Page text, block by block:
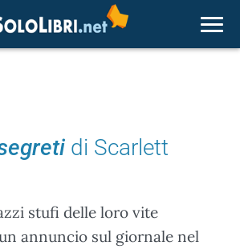
di Scarlett
stufi delle loro vite
annuncio sul giornale nel